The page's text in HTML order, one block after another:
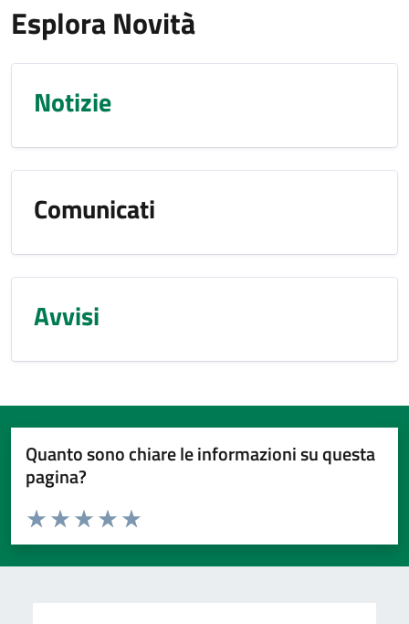
Esplora Novità
Notizie
Comunicati
Avvisi
Quanto sono chiare le informazioni su questa
pagina?
Valuta da 1 a 5 stelle la pagina
Valuta 5 stelle su 5
Valuta 4 stelle su 5
Valuta 3 stelle su 5
Valuta 2 stelle su 5
Valuta 1 stelle su 5